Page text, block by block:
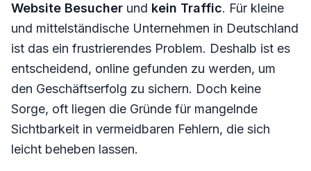
Website Besucher und kein Traffic. Für kleine
und mittelständische Unternehmen in Deutschland
ist das ein frustrierendes Problem. Deshalb ist es
entscheidend, online gefunden zu werden, um
den Geschäftserfolg zu sichern. Doch keine
Sorge, oft liegen die Gründe für mangelnde
Sichtbarkeit in vermeidbaren Fehlern, die sich
leicht beheben lassen.